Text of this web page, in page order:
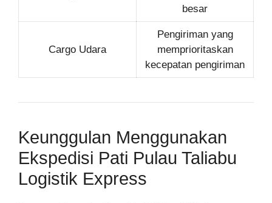
besar
Cargo Udara
Pengiriman yang
memprioritaskan
kecepatan pengiriman
Keunggulan Menggunakan
Ekspedisi Pati Pulau Taliabu
Logistik Express